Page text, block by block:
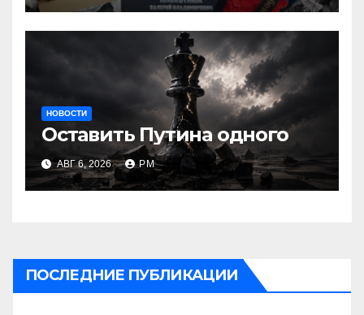
НОВОСТИ
Оставить Путина одного
АВГ 6, 2026 РМ
ПОСЛЕДНИЕ ПУБЛИКАЦИИ